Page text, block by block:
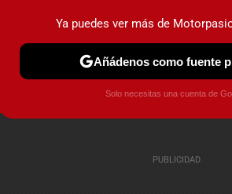
PRUEBAS COCHES ELÉCTRICOS
Ya puedes ver más de
Añádenos como fuente
Solo necesitas una cuenta de